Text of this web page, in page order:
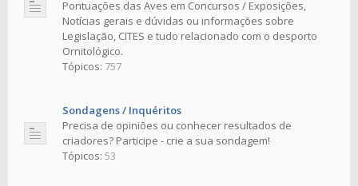
Pontuações das Aves em Concursos / Exposições,
Notícias gerais e dúvidas ou informações sobre
Legislação, CITES e tudo relacionado com o desporto
Ornitológico.
Tópicos: 757
Sondagens / Inquéritos
Precisa de opiniões ou conhecer resultados de
criadores? Participe - crie a sua sondagem!
Tópicos: 53